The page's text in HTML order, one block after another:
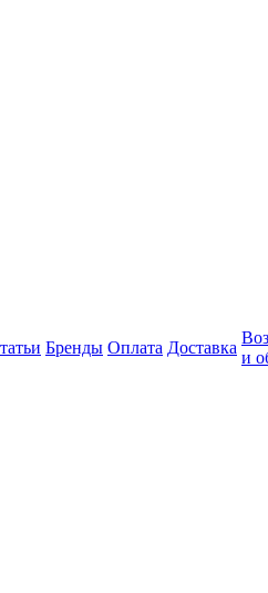
Бренды Оплата Доставка
и